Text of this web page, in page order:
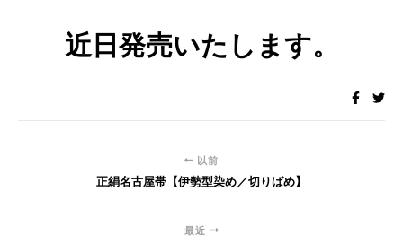
近日発売いたします。
以前
正絹名古屋帯【伊勢型染め／切りばめ】
最近